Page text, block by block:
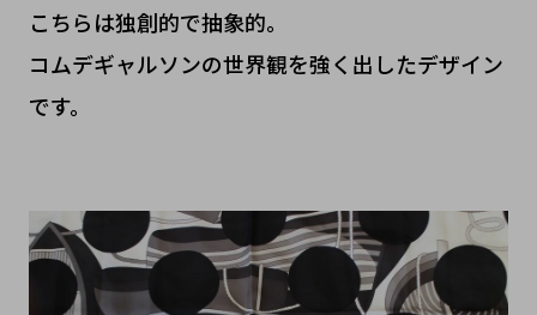
こちらは独創的で抽象的。
コムデギャルソンの世界観を強く出したデザイン
です。